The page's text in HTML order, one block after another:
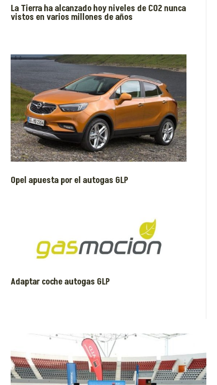
La Tierra ha alcanzado hoy niveles de CO2 nunca
vistos en varios millones de años
Opel apuesta por el autogas GLP
Adaptar coche autogas GLP